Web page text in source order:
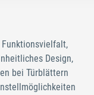
Funktionsvielfalt,
Design,
bei Türblättern